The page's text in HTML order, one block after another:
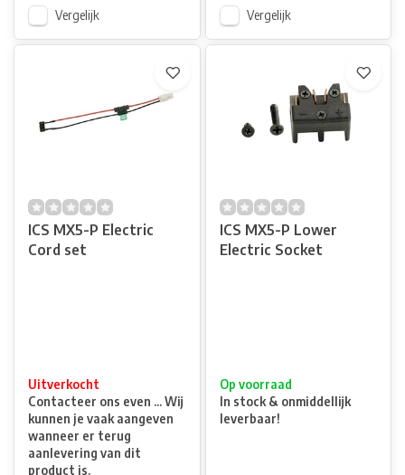
Vergelijk Vergelijk
ICS MX5-P Electric
Cord set
Uitverkocht
Contacteer ons even ... Wij
kunnen je vaak aangeven
wanneer er terug
aanlevering van dit
product is.
ICS MX5-P Lower
Electric Socket
Op voorraad
In stock & onmiddellijk
leverbaar!